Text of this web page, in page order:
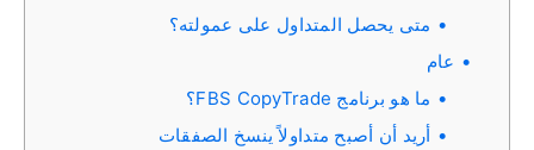
متى يحصل المتداول على عمولته؟
عام
ما هو برنامج FBS CopyTrade؟
أريد أن أصبح متداولاً ينسخ الصفقات